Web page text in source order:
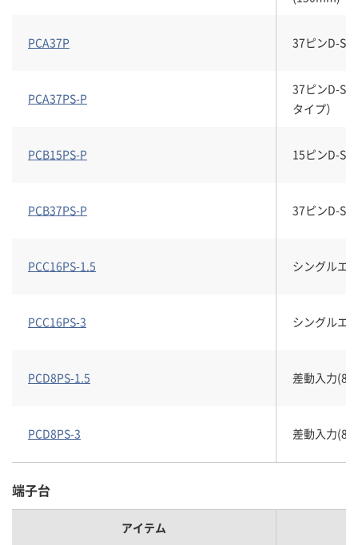
PCA37P 37ピンD-
PCA37PS-P
37ピンD-
タイプ）
PCB15PS-P 15ピンD-
PCB37PS-P 37ピンD-
PCC16PS-1.5 シングルエ
PCC16PS-3 シングルエ
PCD8PS-1.5 差動入力(8
PCD8PS-3 差動入力(8
端子台
アイテム